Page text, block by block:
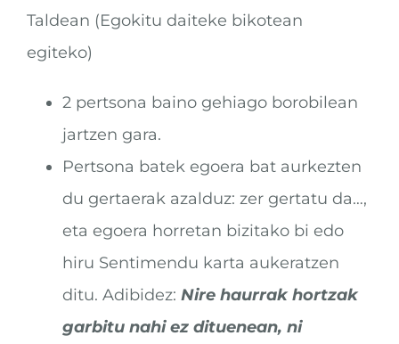
Taldean (Egokitu daiteke bikotean
egiteko)
2 pertsona baino gehiago borobilean
jartzen gara.
Pertsona batek egoera bat aurkezten
du gertaerak azalduz: zer gertatu da…,
eta egoera horretan bizitako bi edo
hiru Sentimendu karta aukeratzen
ditu. Adibidez: Nire haurrak hortzak
garbitu nahi ez dituenean, ni